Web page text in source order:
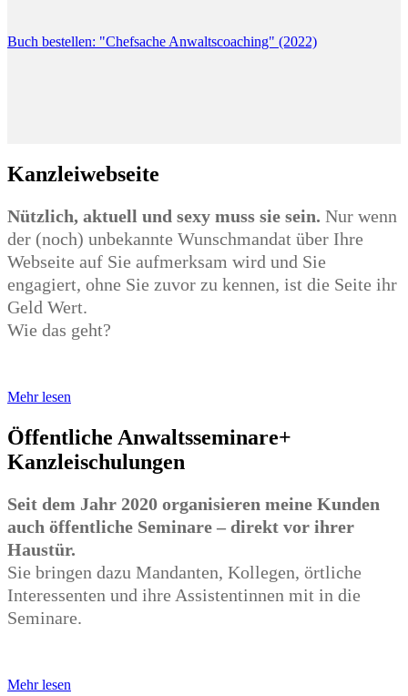
Buch bestellen: "Chefsache Anwaltscoaching" (2022)
Kanzleiwebseite
Nützlich, aktuell und sexy muss sie sein. Nur wenn
der (noch) unbekannte Wunschmandat über Ihre
Webseite auf Sie aufmerksam wird und Sie
engagiert, ohne Sie zuvor zu kennen, ist die Seite ihr
Geld Wert.
Wie das geht?
Mehr lesen
Öffentliche Anwaltsseminare+
Kanzleischulungen
Seit dem Jahr 2020 organisieren meine Kunden
auch öffentliche Seminare – direkt vor ihrer
Haustür.
Sie bringen dazu Mandanten, Kollegen, örtliche
Interessenten und ihre Assistentinnen mit in die
Seminare.
Mehr lesen